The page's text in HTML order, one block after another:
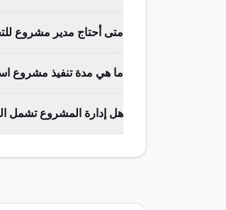
متى أحتاج مدير مشروع
ما هي مدة تنفيذ مشروع
هل إدارة المشروع تشمل